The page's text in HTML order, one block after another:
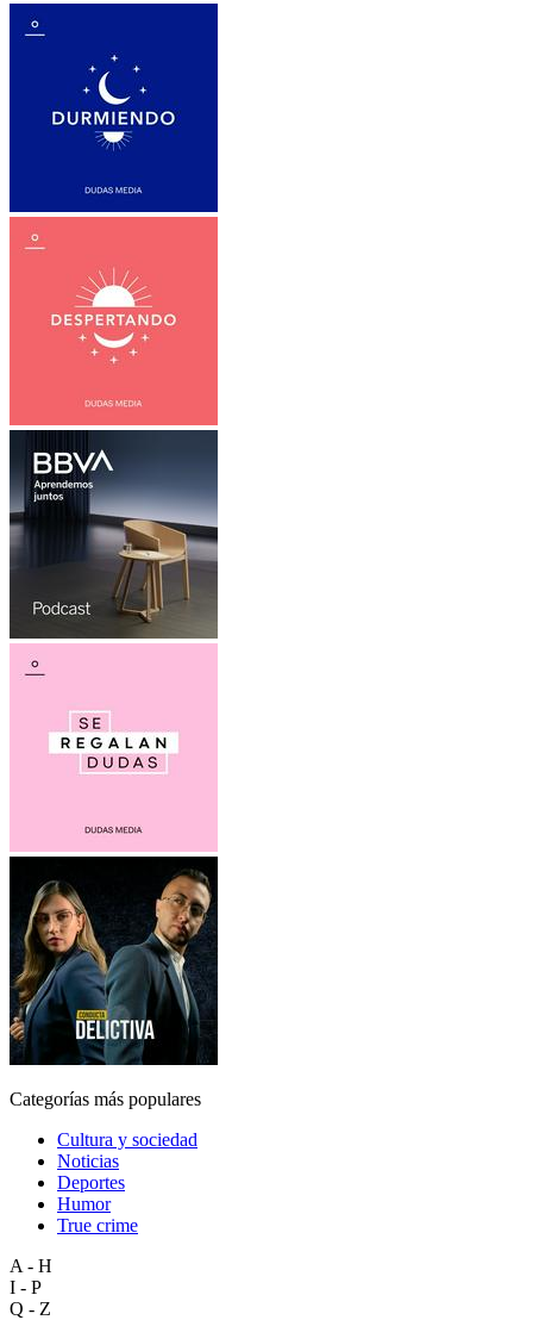
Categorías más populares
Cultura y sociedad
Noticias
Deportes
Humor
True crime
A - H
I - P
Q - Z